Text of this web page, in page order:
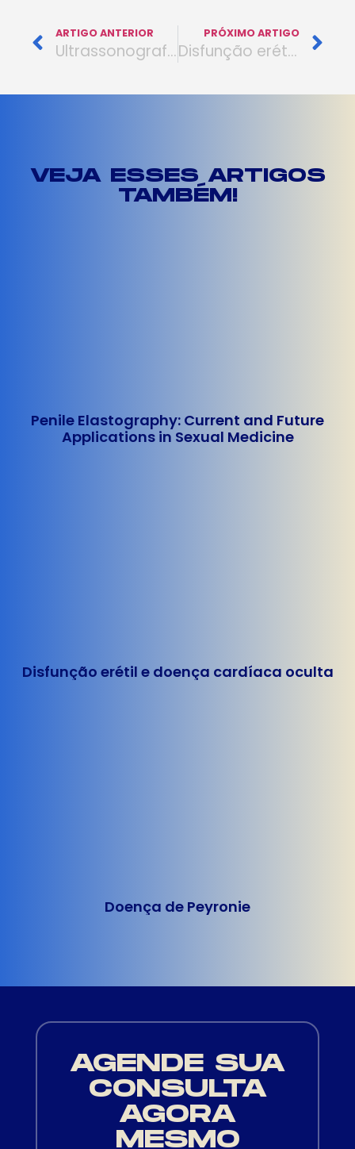
ARTIGO ANTERIOR
Ultrassonografia com Doppler Colorido dos Testículos para Avaliação de Varicocele
PRÓXIMO ARTIGO
Disfunção erétil e doença cardíaca oculta
VEJA ESSES ARTIGOS
TAMBÉM!
Penile Elastography: Current and Future
Applications in Sexual Medicine
Disfunção erétil e doença cardíaca oculta
Doença de Peyronie
AGENDE SUA
CONSULTA
AGORA
MESMO